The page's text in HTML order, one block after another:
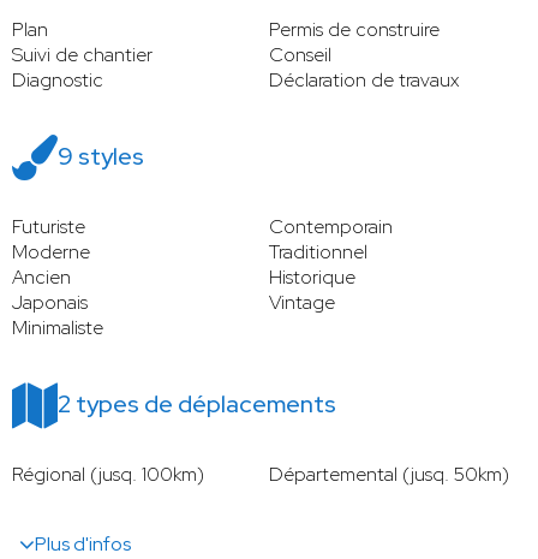
Plan
Permis de construire
Suivi de chantier
Conseil
Diagnostic
Déclaration de travaux
9 styles
Futuriste
Contemporain
Moderne
Traditionnel
Ancien
Historique
Japonais
Vintage
Minimaliste
2 types de déplacements
Régional (jusq. 100km) Départemental (jusq. 50km)
Plus d'infos